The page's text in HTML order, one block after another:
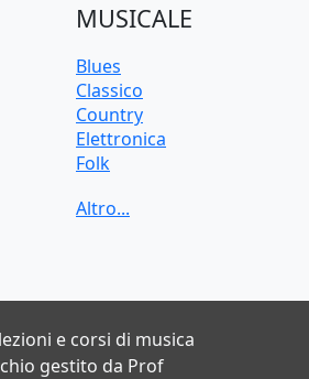
MUSICALE
Blues
Classico
Country
Elettronica
Folk
Jazz
e corsi di musica
gestito da Prof